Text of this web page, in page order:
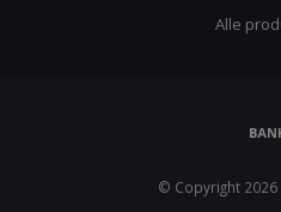
Alle
© Copyright 2026